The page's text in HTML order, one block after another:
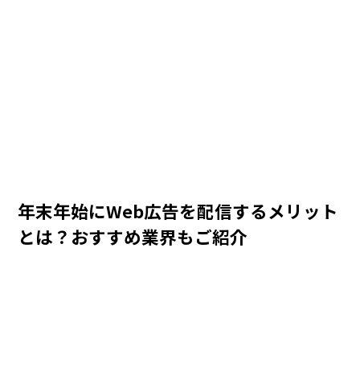
年末年始にWeb広告を配信するメリット
とは？おすすめ業界もご紹介